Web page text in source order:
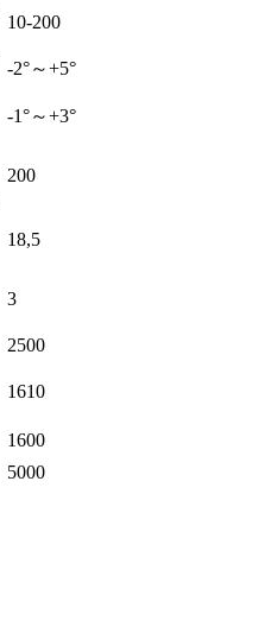
10-200
-2°～+5°
-1°～+3°
200
18,5
3
2500
1610
1600
5000